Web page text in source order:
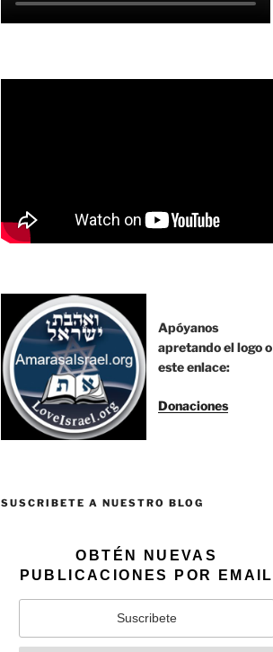
Apóyanos
apretando el logo o
este enlace:
Donaciones
SUSCRIBETE A NUESTRO BLOG
OBTÉN NUEVAS
PUBLICACIONES POR EMAIL